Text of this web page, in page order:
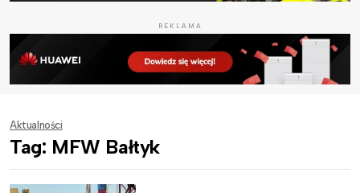
REKLAMA
Aktualności
Tag: MFW Bałtyk